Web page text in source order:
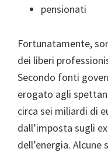
pensionati
Fortunatamente,
dei liberi
Secondo fonti
erogato agli
circa sei miliardi di
dall’imposta sugli
dell’energia.